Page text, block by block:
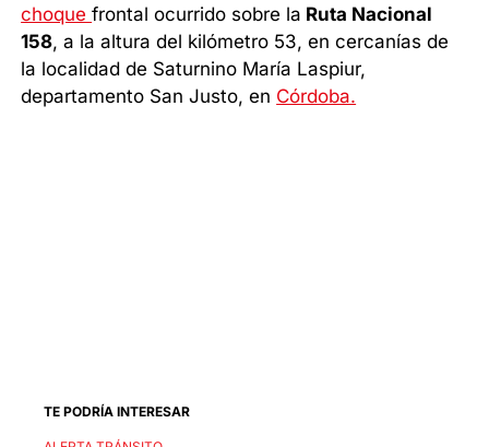
choquefrontal ocurrido sobre la Ruta Nacional
158, a la altura del kilómetro 53, en cercanías de
la localidad de Saturnino María Laspiur,
departamento San Justo, en Córdoba.
TE PODRÍA INTERESAR